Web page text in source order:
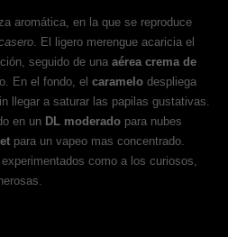
aromática, en la que se reproduce
. El ligero merengue acaricia el
seguido de una aérea crema de
En el fondo, el caramelo despliega
llegar a saturar las papilas gustativas.
en un DL moderado para nubes
para un vapeo mas concentrado.
como a los curiosos,